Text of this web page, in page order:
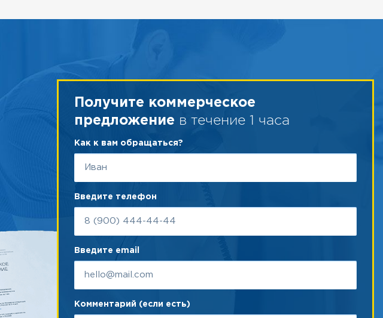
Получите коммерческое
предложение в течение 1 часа
Как к вам обращаться?
Введите телефон
Введите email
Комментарий (если есть)